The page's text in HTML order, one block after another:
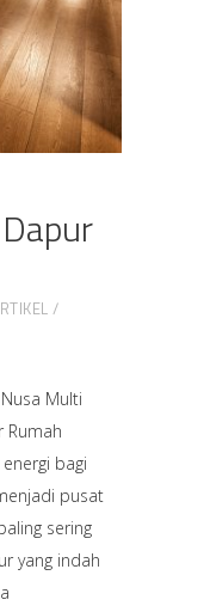
Multi
Rumah
bagi
pusat
sering
yang indah